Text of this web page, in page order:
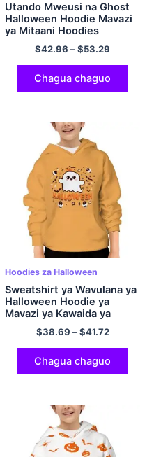
Utando Mweusi na Ghost
Halloween Hoodie Mavazi
ya Mitaani Hoodies
Polyester Pullover Hooded
Sweatshirt
$42.96 –$53.29
Chagua chaguo
Hoodies za Halloween
Sweatshirt ya Wavulana ya
Halloween Hoodie ya
Mavazi ya Kawaida ya
Mavazi ya Kawaida ya
Polyester ya Mikono
mirefu Mavazi ya Nje
$38.69 –$41.72
Chagua chaguo